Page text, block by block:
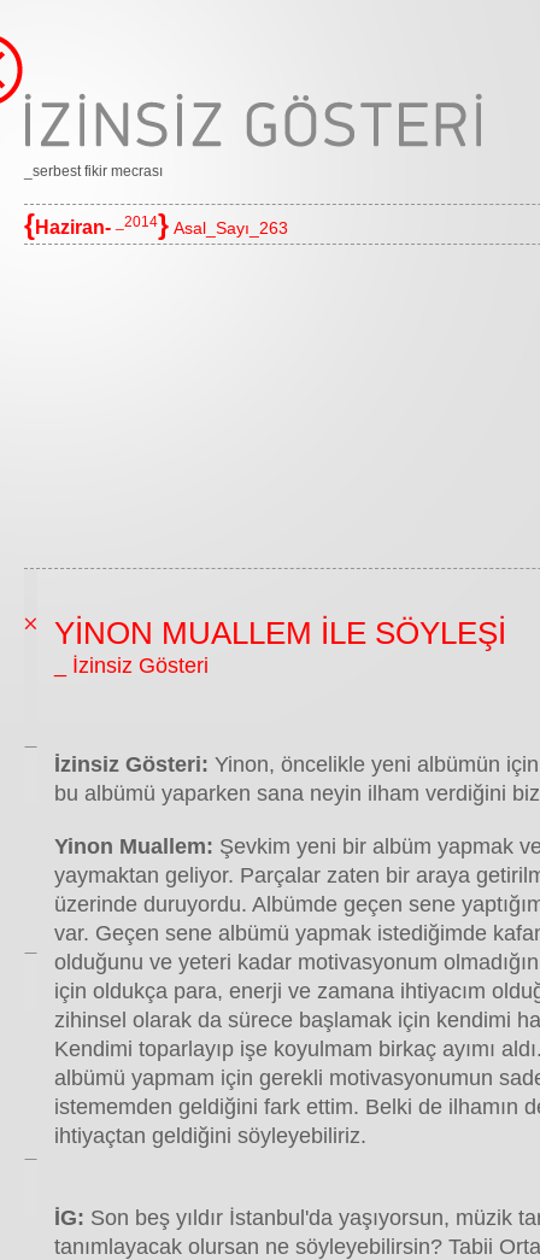
_serbest fikir mecrası
{Haziran- _2014} Asal_Sayı_263
YİNON MUALLEM İLE SÖYLEŞİ
_ İzinsiz Gösteri
İzinsiz Gösteri: Yinon, öncelikle yeni albümün
bu albümü yaparken sana neyin ilham verdiğini
Yinon Muallem: Şevkim yeni bir albüm yapmak
yaymaktan geliyor. Parçalar zaten bir araya
üzerinde duruyordu. Albümde geçen sene
var. Geçen sene albümü yapmak istediğimde
olduğunu ve yeteri kadar motivasyonum
için oldukça para, enerji ve zamana ihtiyacım
zihinsel olarak da sürece başlamak için kendimi
Kendimi toparlayıp işe koyulmam birkaç ayımı
albümü yapmam için gerekli motivasyonumun
istememden geldiğini fark ettim. Belki de ilhamın
ihtiyaçtan geldiğini söyleyebiliriz.
İG: Son beş yıldır İstanbul'da yaşıyorsun, müzik
tanımlayacak olursan ne söyleyebilirsin? Tabii